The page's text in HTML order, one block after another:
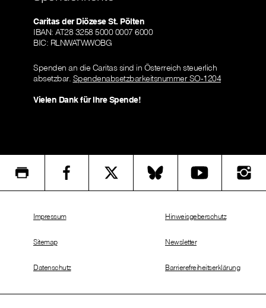
Caritas der Diözese St. Pölten
IBAN: AT28 3258 5000 0007 6000
BIC: RLNWATWWOBG
Spenden an die Caritas sind in Österreich steuerlich
absetzbar. Spendenabsetzbarkeitsnummer SO-1204
Vielen Dank für Ihre Spende!
Impressum
Sitemap
Datenschutz
Hinweisgeberschutz
Newsletter
Barrierefreiheitserklärung